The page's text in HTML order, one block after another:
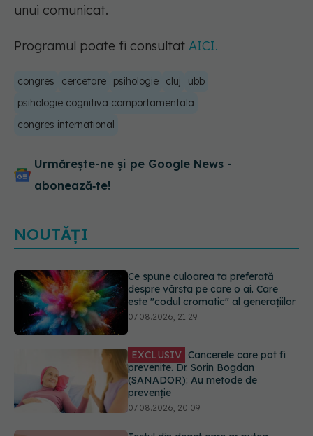
unui comunicat.
Programul poate fi consultat AICI.
congres cercetare psihologie cluj
ubb
psihologie cognitiva comportamentala
congres international
Urmărește-ne și pe Google News -
abonează‑te!
NOUTĂȚI
EXCLUSIV Cancerele care pot fi
prevenite. Dr. Sorin Bogdan
(SANADOR): Au metode de
prevenție
Testul din deget care ar putea
indica riscul pentru 8 boli majore
07.08.2026, 18:34